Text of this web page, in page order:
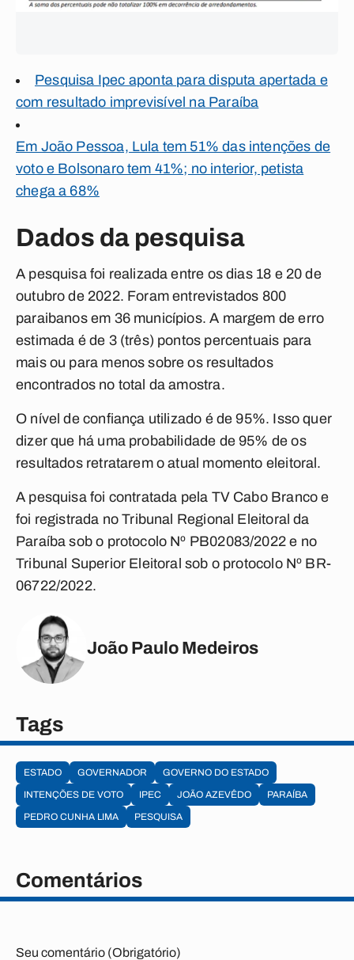
Pesquisa Ipec aponta para disputa apertada e
com resultado imprevisível na Paraíba
Em João Pessoa, Lula tem 51% das intenções de
voto e Bolsonaro tem 41%; no interior, petista
chega a 68%
Dados da pesquisa
A pesquisa foi realizada entre os dias 18 e 20 de
outubro de 2022. Foram entrevistados 800
paraibanos em 36 municípios. A margem de erro
estimada é de 3 (três) pontos percentuais para
mais ou para menos sobre os resultados
encontrados no total da amostra.
O nível de confiança utilizado é de 95%. Isso quer
dizer que há uma probabilidade de 95% de os
resultados retratarem o atual momento eleitoral.
A pesquisa foi contratada pela TV Cabo Branco e
foi registrada no Tribunal Regional Eleitoral da
Paraíba sob o protocolo Nº PB02083/2022 e no
Tribunal Superior Eleitoral sob o protocolo Nº BR-
06722/2022.
João Paulo Medeiros
Tags
ESTADO GOVERNADOR
GOVERNO DO ESTADO
INTENÇÕES DE VOTO
IPEC JOÃO AZEVÊDO
PARAÍBA
PEDRO CUNHA LIMA
PESQUISA
Comentários
Seu comentário (Obrigatório)